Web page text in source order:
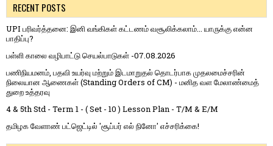
RECENT POSTS
UPI பரிவர்த்தனை: இனி வங்கிகள் கட்டணம் வசூலிக்கலாம்... யாருக்கு என்ன
பாதிப்பு?
பள்ளி காலை வழிபாட்டு செயல்பாடுகள் -07.08.2026
பணிநியமனம், பதவி உயர்வு மற்றும் இடமாறுதல் தொடர்பாக முதலமைச்சரின்
நிலையான ஆணைகள் (Standing Orders of CM) - மனித வள மேலாண்மைத்
துறை உத்தரவு
4 & 5th Std - Term 1 - ( Set - 10 ) Lesson Plan - T/M & E/M
தமிழக வேளாண் பட்ஜெட்டில் 'சூப்பர் எல் நினோ' எச்சரிக்கை!